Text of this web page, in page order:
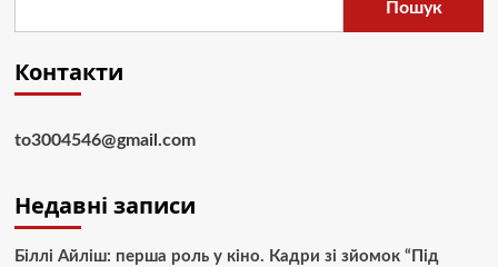
Пошук
Контакти
to3004546@gmail.com
Недавні записи
Біллі Айліш: перша роль у кіно. Кадри зі зйомок “Під